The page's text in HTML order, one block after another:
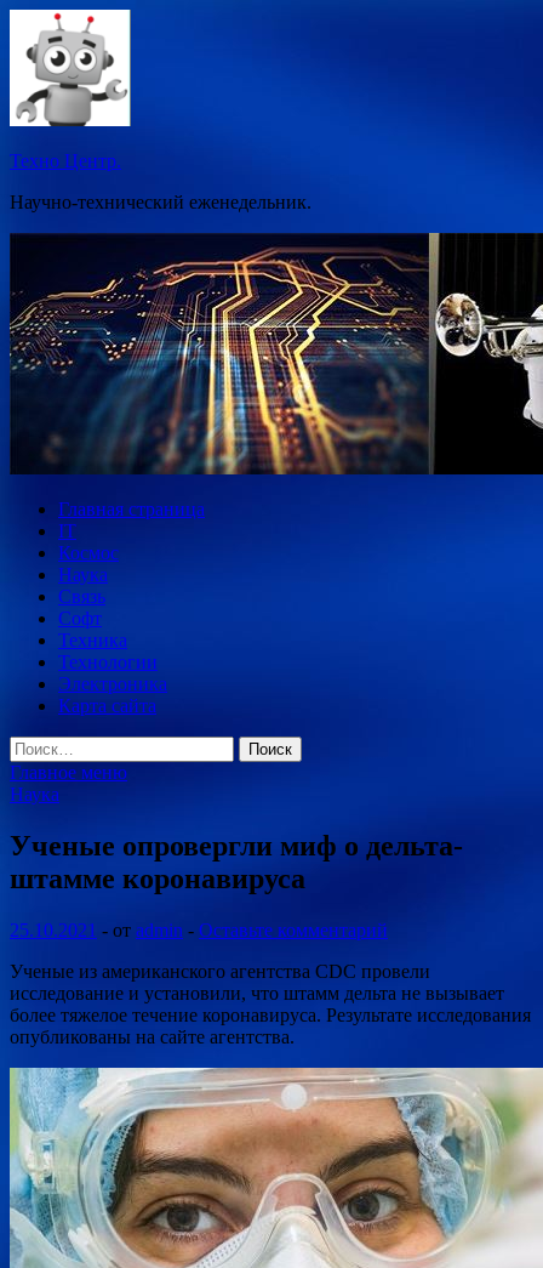
Перейти
содержимому
Техно Центр.
Научно-технический еженедельник.
Главная страница
IT
Космос
Наука
Связь
Софт
Техника
Технологии
Электроника
Карта сайта
Найти:
Главное меню
Наука
Ученые опровергли миф о дельта-
штамме коронавируса
25.10.2021 - от admin - Оставьте комментарий
Ученые из американского агентства СDС провели
исследование и установили, что штамм дельта не вызывает
более тяжелое течение коронавируса. Результате исследования
опубликованы на сайте агентства.